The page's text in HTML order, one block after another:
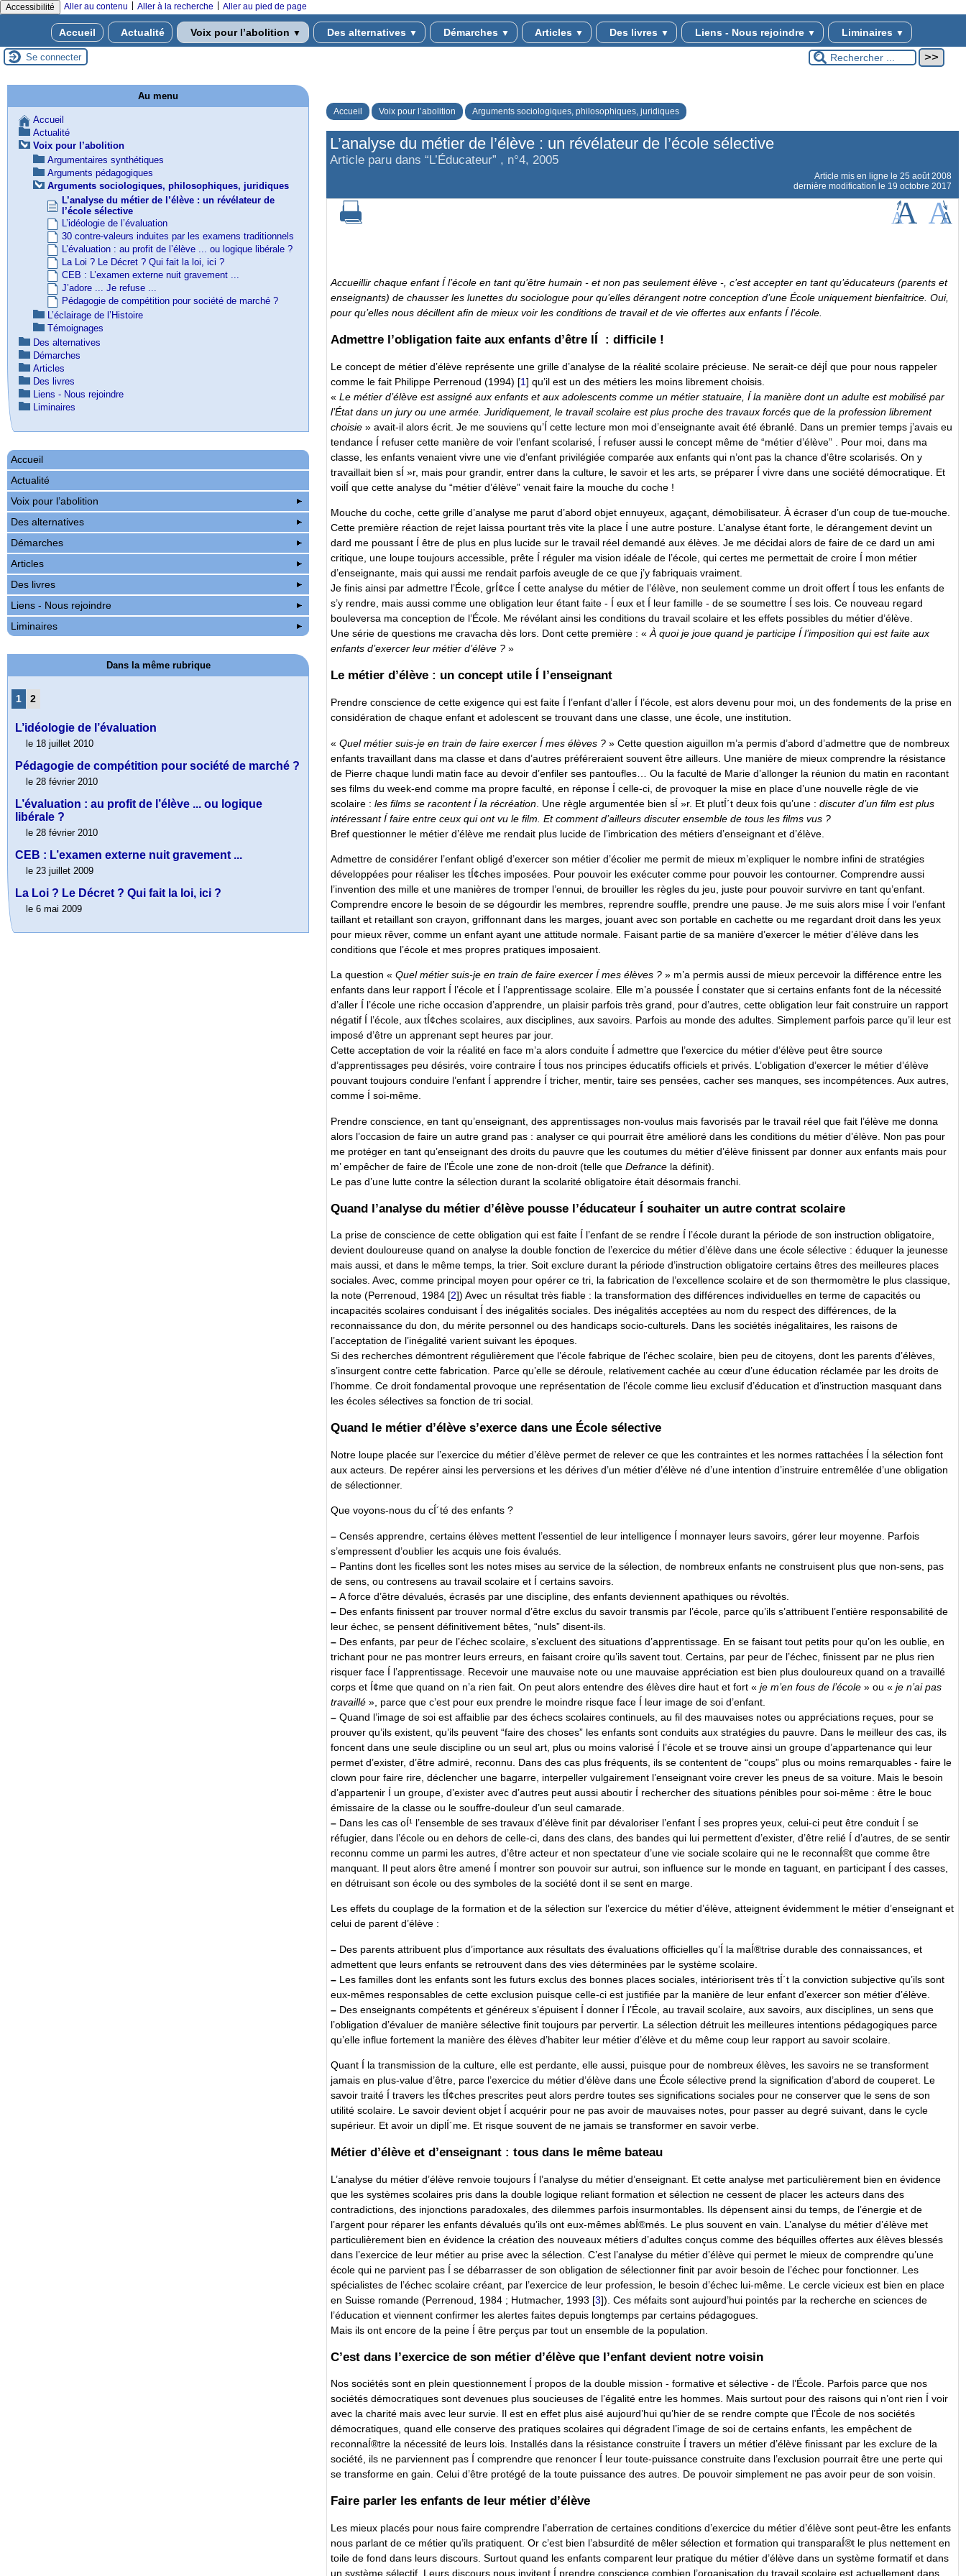
Accessibilité Aller au contenu Aller à la recherche Aller au pied de page
Accueil Actualité Voix pour l’abolition ▼ Des alternatives ▼ Démarches ▼ Articles ▼ Des livres ▼ Liens - Nous rejoindre ▼ Liminaires ▼
Se connecter
Accueil Voix pour l’abolition Arguments sociologiques, philosophiques, juridiques
L’analyse du métier de l’élève : un révélateur de l’école sélective
Article paru dans “L’Éducateur” , n°4, 2005
Article mis en ligne le 25 août 2008
dernière modification le 19 octobre 2017
Accueillir chaque enfant Í l’école en tant qu’être humain - et non pas seulement élève -, c’est accepter en tant qu’éducateurs (parents et
enseignants) de chausser les lunettes du sociologue pour qu’elles dérangent notre conception d’une École uniquement bienfaitrice. Oui,
pour qu’elles nous décillent afin de mieux voir les conditions de travail et de vie offertes aux enfants Í l’école.
Admettre l’obligation faite aux enfants d’être lÍ : difficile !
Le concept de métier d’élève représente une grille d’analyse de la réalité scolaire précieuse. Ne serait-ce déjÍ que pour nous rappeler
comme le fait Philippe Perrenoud (1994) [1] qu’il est un des métiers les moins librement choisis.
« Le métier d’élève est assigné aux enfants et aux adolescents comme un métier statuaire, Í la manière dont un adulte est mobilisé par
l’État dans un jury ou une armée. Juridiquement, le travail scolaire est plus proche des travaux forcés que de la profession librement
choisie» avait-il alors écrit. Je me souviens qu’Í cette lecture mon moi d’enseignante avait été ébranlé. Dans un premier temps j’avais eu
tendance Í refuser cette manière de voir l’enfant scolarisé, Í refuser aussi le concept même de “métier d’élève” . Pour moi, dans ma
classe, les enfants venaient vivre une vie d’enfant privilégiée comparée aux enfants qui n’ont pas la chance d’être scolarisés. On y
travaillait bien sÍ »r, mais pour grandir, entrer dans la culture, le savoir et les arts, se préparer Í vivre dans une société démocratique. Et
voilÍ que cette analyse du “métier d’élève” venait faire la mouche du coche !
Mouche du coche, cette grille d’analyse me parut d’abord objet ennuyeux, agaçant, démobilisateur. À écraser d’un coup de tue-mouche.
Cette première réaction de rejet laissa pourtant très vite la place Í une autre posture. L’analyse étant forte, le dérangement devint un
dard me poussant Í être de plus en plus lucide sur le travail réel demandé aux élèves. Je me décidai alors de faire de ce dard un ami
critique, une loupe toujours accessible, prête Í réguler ma vision idéale de l’école, qui certes me permettait de croire Í mon métier
d’enseignante, mais qui aussi me rendait parfois aveugle de ce que j’y fabriquais vraiment.
Je finis ainsi par admettre l’École, grÍ¢ce Í cette analyse du métier de l’élève, non seulement comme un droit offert Í tous les enfants de
s’y rendre, mais aussi comme une obligation leur étant faite - Í eux et Í leur famille - de se soumettre Í ses lois. Ce nouveau regard
bouleversa ma conception de l’École. Me révélant ainsi les conditions du travail scolaire et les effets possibles du métier d’élève.
Une série de questions me cravacha dès lors. Dont cette première : «À quoi je joue quand je participe Í l’imposition qui est faite aux
enfants d’exercer leur métier d’élève ?»
Le métier d’élève : un concept utile Í l’enseignant
Prendre conscience de cette exigence qui est faite Í l’enfant d’aller Í l’école, est alors devenu pour moi, un des fondements de la prise en
considération de chaque enfant et adolescent se trouvant dans une classe, une école, une institution.
« Quel métier suis-je en train de faire exercer Í mes élèves ?» Cette question aiguillon m’a permis d’abord d’admettre que de nombreux
enfants travaillant dans ma classe et dans d’autres préféreraient souvent être ailleurs. Une manière de mieux comprendre la résistance
de Pierre chaque lundi matin face au devoir d’enfiler ses pantoufles… Ou la faculté de Marie d’allonger la réunion du matin en racontant
ses films du week-end comme ma propre faculté, en réponse Í celle-ci, de provoquer la mise en place d’une nouvelle règle de vie
scolaire : les films se racontent Í la récréation. Une règle argumentée bien sÍ »r. Et plutÍ´t deux fois qu’une : discuter d’un film est plus
intéressant Í faire entre ceux qui ont vu le film. Et comment d’ailleurs discuter ensemble de tous les films vus ?
Bref questionner le métier d’élève me rendait plus lucide de l’imbrication des métiers d’enseignant et d’élève.
Admettre de considérer l’enfant obligé d’exercer son métier d’écolier me permit de mieux m’expliquer le nombre infini de stratégies
développées pour réaliser les tÍ¢ches imposées. Pour pouvoir les exécuter comme pour pouvoir les contourner. Comprendre aussi
l’invention des mille et une manières de tromper l’ennui, de brouiller les règles du jeu, juste pour pouvoir survivre en tant qu’enfant.
Comprendre encore le besoin de se dégourdir les membres, reprendre souffle, prendre une pause. Je me suis alors mise Í voir l’enfant
taillant et retaillant son crayon, griffonnant dans les marges, jouant avec son portable en cachette ou me regardant droit dans les yeux
pour mieux rêver, comme un enfant ayant une attitude normale. Faisant partie de sa manière d’exercer le métier d’élève dans les
conditions que l’école et mes propres pratiques imposaient.
La question « Quel métier suis-je en train de faire exercer Í mes élèves ?» m’a permis aussi de mieux percevoir la différence entre les
enfants dans leur rapport Í l’école et Í l’apprentissage scolaire. Elle m’a poussée Í constater que si certains enfants font de la nécessité
d’aller Í l’école une riche occasion d’apprendre, un plaisir parfois très grand, pour d’autres, cette obligation leur fait construire un rapport
négatif Í l’école, aux tÍ¢ches scolaires, aux disciplines, aux savoirs. Parfois au monde des adultes. Simplement parfois parce qu’il leur est
imposé d’être un apprenant sept heures par jour.
Cette acceptation de voir la réalité en face m’a alors conduite Í admettre que l’exercice du métier d’élève peut être source
d’apprentissages peu désirés, voire contraire Í tous nos principes éducatifs officiels et privés. L’obligation d’exercer le métier d’élève
pouvant toujours conduire l’enfant Í apprendre Í tricher, mentir, taire ses pensées, cacher ses manques, ses incompétences. Aux autres,
comme Í soi-même.
Prendre conscience, en tant qu’enseignant, des apprentissages non-voulus mais favorisés par le travail réel que fait l’élève me donna
alors l’occasion de faire un autre grand pas : analyser ce qui pourrait être amélioré dans les conditions du métier d’élève. Non pas pour
me protéger en tant qu’enseignant des droits du pauvre que les coutumes du métier d’élève finissent par donner aux enfants mais pour
m’ empêcher de faire de l’École une zone de non-droit (telle que Defrancela définit).
Le pas d’une lutte contre la sélection durant la scolarité obligatoire était désormais franchi.
Quand l’analyse du métier d’élève pousse l’éducateur Í souhaiter un autre contrat scolaire
La prise de conscience de cette obligation qui est faite Í l’enfant de se rendre Í l’école durant la période de son instruction obligatoire,
devient douloureuse quand on analyse la double fonction de l’exercice du métier d’élève dans une école sélective : éduquer la jeunesse
mais aussi, et dans le même temps, la trier. Soit exclure durant la période d’instruction obligatoire certains êtres des meilleures places
sociales. Avec, comme principal moyen pour opérer ce tri, la fabrication de l’excellence scolaire et de son thermomètre le plus classique,
la note (Perrenoud, 1984[2]) Avec un résultat très fiable : la transformation des différences individuelles en terme de capacités ou
incapacités scolaires conduisant Í des inégalités sociales. Des inégalités acceptées au nom du respect des différences, de la
reconnaissance du don, du mérite personnel ou des handicaps socio-culturels. Dans les sociétés inégalitaires, les raisons de
l’acceptation de l’inégalité varient suivant les époques.
Si des recherches démontrent régulièrement que l’école fabrique de l’échec scolaire, bien peu de citoyens, dont les parents d’élèves,
s’insurgent contre cette fabrication. Parce qu’elle se déroule, relativement cachée au cœur d’une éducation réclamée par les droits de
l’homme. Ce droit fondamental provoque une représentation de l’école comme lieu exclusif d’éducation et d’instruction masquant dans
les écoles sélectives sa fonction de tri social.
Quand le métier d’élève s’exerce dans une École sélective
Notre loupe placée sur l’exercice du métier d’élève permet de relever ce que les contraintes et les normes rattachées Í la sélection font
aux acteurs. De repérer ainsi les perversions et les dérives d’un métier d’élève né d’une intention d’instruire entremêlée d’une obligation
de sélectionner.
Que voyons-nous du cÍ´té des enfants ?
–Censés apprendre, certains élèves mettent l’essentiel de leur intelligence Í monnayer leurs savoirs, gérer leur moyenne. Parfois
s’empressent d’oublier les acquis une fois évalués.
–Pantins dont les ficelles sont les notes mises au service de la sélection, de nombreux enfants ne construisent plus que non-sens, pas
de sens, ou contresens au travail scolaire et Í certains savoirs.
–A force d’être dévalués, écrasés par une discipline, des enfants deviennent apathiques ou révoltés.
–Des enfants finissent par trouver normal d’être exclus du savoir transmis par l’école, parce qu’ils s’attribuent l’entière responsabilité de
leur échec, se pensent définitivement bêtes, “nuls” disent-ils.
–Des enfants, par peur de l’échec scolaire, s’excluent des situations d’apprentissage. En se faisant tout petits pour qu’on les oublie, en
trichant pour ne pas montrer leurs erreurs, en faisant croire qu’ils savent tout. Certains, par peur de l’échec, finissent par ne plus rien
risquer face Í l’apprentissage. Recevoir une mauvaise note ou une mauvaise appréciation est bien plus douloureux quand on a travaillé
corps et Í¢me que quand on n’a rien fait. On peut alors entendre des élèves dire haut et fort « je m’en fous de l’école» ou « je n’ai pas
travaillé», parce que c’est pour eux prendre le moindre risque face Í leur image de soi d’enfant.
–Quand l’image de soi est affaiblie par des échecs scolaires continuels, au fil des mauvaises notes ou appréciations reçues, pour se
prouver qu’ils existent, qu’ils peuvent “faire des choses” les enfants sont conduits aux stratégies du pauvre. Dans le meilleur des cas, ils
foncent dans une seule discipline ou un seul art, plus ou moins valorisé Í l’école et se trouve ainsi un groupe d’appartenance qui leur
permet d’exister, d’être admiré, reconnu. Dans des cas plus fréquents, ils se contentent de “coups” plus ou moins remarquables - faire le
clown pour faire rire, déclencher une bagarre, interpeller vulgairement l’enseignant voire crever les pneus de sa voiture. Mais le besoin
d’appartenir Í un groupe, d’exister avec d’autres peut aussi aboutir Í rechercher des situations pénibles pour soi-même : être le bouc
émissaire de la classe ou le souffre-douleur d’un seul camarade.
–Dans les cas oÍ¹ l’ensemble de ses travaux d’élève finit par dévaloriser l’enfant Í ses propres yeux, celui-ci peut être conduit Í se
réfugier, dans l’école ou en dehors de celle-ci, dans des clans, des bandes qui lui permettent d’exister, d’être relié Í d’autres, de se sentir
reconnu comme un parmi les autres, d’être acteur et non spectateur d’une vie sociale scolaire qui ne le reconnaÍ®t que comme être
manquant. Il peut alors être amené Í montrer son pouvoir sur autrui, son influence sur le monde en taguant, en participant Í des casses,
en détruisant son école ou des symboles de la société dont il se sent en marge.
Les effets du couplage de la formation et de la sélection sur l’exercice du métier d’élève, atteignent évidemment le métier d’enseignant et
celui de parent d’élève :
–Des parents attribuent plus d’importance aux résultats des évaluations officielles qu’Í la maÍ®trise durable des connaissances, et
admettent que leurs enfants se retrouvent dans des vies déterminées par le système scolaire.
–Les familles dont les enfants sont les futurs exclus des bonnes places sociales, intériorisent très tÍ´t la conviction subjective qu’ils sont
eux-mêmes responsables de cette exclusion puisque celle-ci est justifiée par la manière de leur enfant d’exercer son métier d’élève.
–Des enseignants compétents et généreux s’épuisent Í donner Í l’École, au travail scolaire, aux savoirs, aux disciplines, un sens que
l’obligation d’évaluer de manière sélective finit toujours par pervertir. La sélection détruit les meilleures intentions pédagogiques parce
qu’elle influe fortement la manière des élèves d’habiter leur métier d’élève et du même coup leur rapport au savoir scolaire.
Quant Í la transmission de la culture, elle est perdante, elle aussi, puisque pour de nombreux élèves, les savoirs ne se transforment
jamais en plus-value d’être, parce l’exercice du métier d’élève dans une École sélective prend la signification d’abord de couperet. Le
savoir traité Í travers les tÍ¢ches prescrites peut alors perdre toutes ses significations sociales pour ne conserver que le sens de son
utilité scolaire. Le savoir devient objet Í acquérir pour ne pas avoir de mauvaises notes, pour passer au degré suivant, dans le cycle
supérieur. Et avoir un diplÍ´me. Et risque souvent de ne jamais se transformer en savoir verbe.
Métier d’élève et d’enseignant : tous dans le même bateau
L’analyse du métier d’élève renvoie toujours Í l’analyse du métier d’enseignant. Et cette analyse met particulièrement bien en évidence
que les systèmes scolaires pris dans la double logique reliant formation et sélection ne cessent de placer les acteurs dans des
contradictions, des injonctions paradoxales, des dilemmes parfois insurmontables. Ils dépensent ainsi du temps, de l’énergie et de
l’argent pour réparer les enfants dévalués qu’ils ont eux-mêmes abÍ®més. Le plus souvent en vain. L’analyse du métier d’élève met
particulièrement bien en évidence la création des nouveaux métiers d’adultes conçus comme des béquilles offertes aux élèves blessés
dans l’exercice de leur métier au prise avec la sélection. C’est l’analyse du métier d’élève qui permet le mieux de comprendre qu’une
école qui ne parvient pas Í se débarrasser de son obligation de sélectionner finit par avoir besoin de l’échec pour fonctionner. Les
spécialistes de l’échec scolaire créant, par l’exercice de leur profession, le besoin d’échec lui-même. Le cercle vicieux est bien en place
en Suisse romande (Perrenoud, 1984 ; Hutmacher, 1993 [3]). Ces méfaits sont aujourd’hui pointés par la recherche en sciences de
l’éducation et viennent confirmer les alertes faites depuis longtemps par certains pédagogues.
Mais ils ont encore de la peine Í être perçus par tout un ensemble de la population.
C’est dans l’exercice de son métier d’élève que l’enfant devient notre voisin
Nos sociétés sont en plein questionnement Í propos de la double mission - formative et sélective - de l’École. Parfois parce que nos
sociétés démocratiques sont devenues plus soucieuses de l’égalité entre les hommes. Mais surtout pour des raisons qui n’ont rien Í voir
avec la charité mais avec leur survie. Il est en effet plus aisé aujourd’hui qu’hier de se rendre compte que l’École de nos sociétés
démocratiques, quand elle conserve des pratiques scolaires qui dégradent l’image de soi de certains enfants, les empêchent de
reconnaÍ®tre la nécessité de leurs lois. Installés dans la résistance construite Í travers un métier d’élève finissant par les exclure de la
société, ils ne parviennent pas Í comprendre que renoncer Í leur toute-puissance construite dans l’exclusion pourrait être une perte qui
se transforme en gain. Celui d’être protégé de la toute puissance des autres. De pouvoir simplement ne pas avoir peur de son voisin.
Faire parler les enfants de leur métier d’élève
Les mieux placés pour nous faire comprendre l’aberration de certaines conditions d’exercice du métier d’élève sont peut-être les enfants
nous parlant de ce métier qu’ils pratiquent. Or c’est bien l’absurdité de mêler sélection et formation qui transparaÍ®t le plus nettement en
toile de fond dans leurs discours. Surtout quand les enfants comparent leur pratique du métier d’élève dans un système formatif et dans
un système sélectif. Leurs discours nous invitent Í prendre conscience combien l’organisation du travail scolaire est actuellement dans
Au menu
Accueil
Actualité
Voix pour l’abolition
Argumentaires synthétiques
Arguments pédagogiques
Arguments sociologiques, philosophiques, juridiques
L’analyse du métier de l’élève : un révélateur de
l’école sélective
L’idéologie de l’évaluation
30 contre-valeurs induites par les examens traditionnels
L’évaluation : au profit de l’élève ... ou logique libérale ?
La Loi ? Le Décret ? Qui fait la loi, ici ?
CEB : L’examen externe nuit gravement ...
J’adore ... Je refuse ...
Pédagogie de compétition pour société de marché ?
L’éclairage de l’Histoire
Témoignages
Des alternatives
Démarches
Articles
Des livres
Liens - Nous rejoindre
Liminaires
Accueil
Actualité
Voix pour l’abolition
Des alternatives
Démarches
Articles
Des livres
Liens - Nous rejoindre
Liminaires
Dans la même rubrique
1 2
L’idéologie de l’évaluation
le 18 juillet 2010
Pédagogie de compétition pour société de marché ?
le 28 février 2010
L’évaluation : au profit de l’élève ... ou logique
libérale ?
le 28 février 2010
CEB : L’examen externe nuit gravement ...
le 23 juillet 2009
La Loi ? Le Décret ? Qui fait la loi, ici ?
le 6 mai 2009